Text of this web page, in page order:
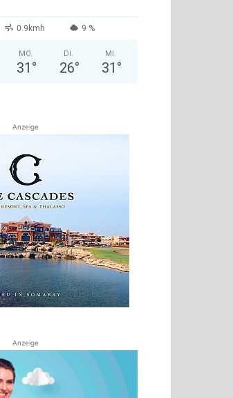
0.9kmh 9 %
MO.
31 °
DI.
26°
MI.
31 °
Anzeige
Anzeige